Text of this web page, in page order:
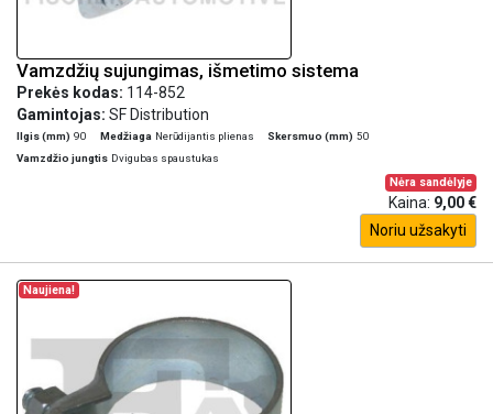
Vamzdžių sujungimas, išmetimo sistema
Prekės kodas: 114-852
Gamintojas: SF Distribution
Ilgis (mm) 90 Medžiaga Nerūdijantis plienas Skersmuo (mm) 50
Vamzdžio jungtis Dvigubas spaustukas
Nėra sandėlyje
Kaina: 9,00 €
Noriu užsakyti
Naujiena!